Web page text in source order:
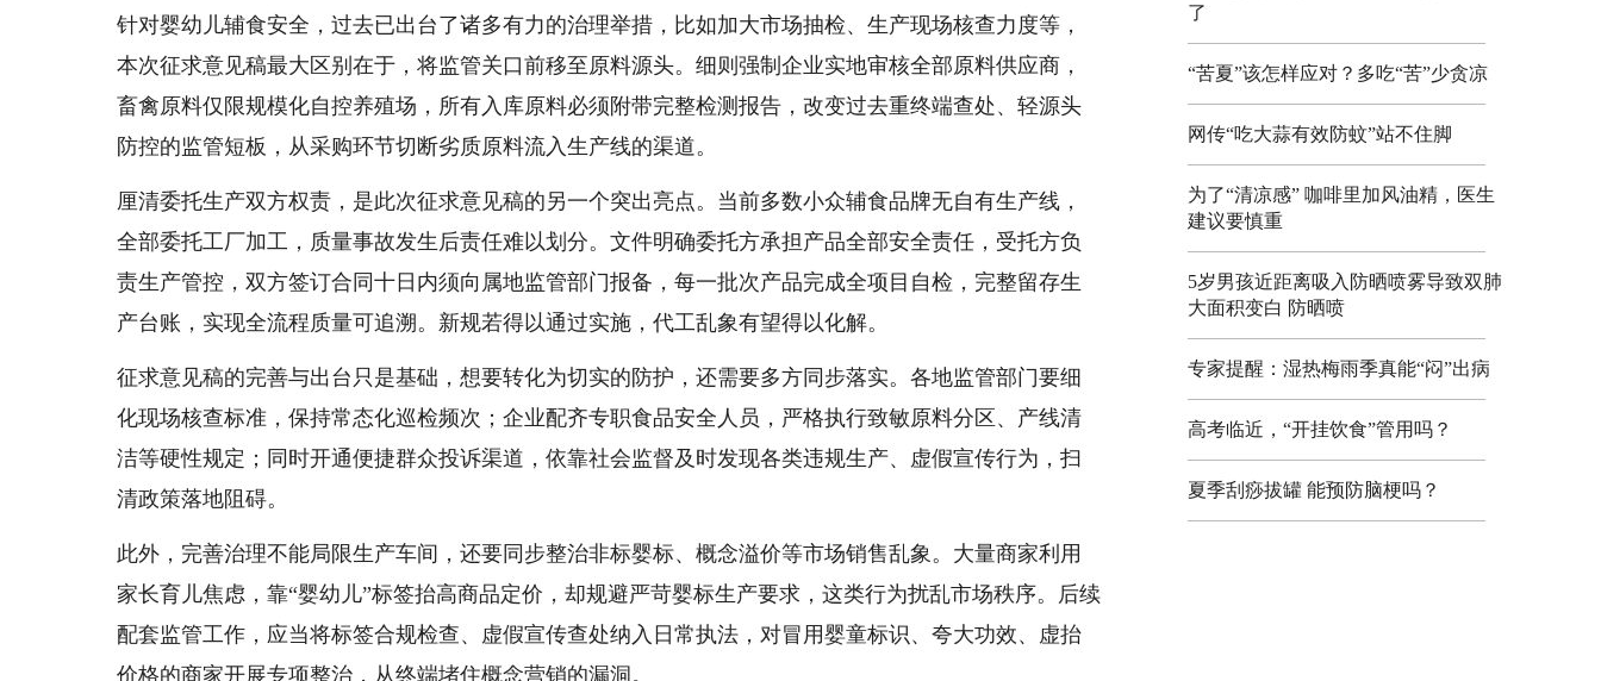
针对婴幼儿辅食安全，过去已出台了诸多有力的治理举措，比如加大市场抽检、生产现场核查力度等，
本次征求意见稿最大区别在于，将监管关口前移至原料源头。细则强制企业实地审核全部原料供应商，
畜禽原料仅限规模化自控养殖场，所有入库原料必须附带完整检测报告，改变过去重终端查处、轻源头
防控的监管短板，从采购环节切断劣质原料流入生产线的渠道。
厘清委托生产双方权责，是此次征求意见稿的另一个突出亮点。当前多数小众辅食品牌无自有生产线，
全部委托工厂加工，质量事故发生后责任难以划分。文件明确委托方承担产品全部安全责任，受托方负
责生产管控，双方签订合同十日内须向属地监管部门报备，每一批次产品完成全项目自检，完整留存生
产台账，实现全流程质量可追溯。新规若得以通过实施，代工乱象有望得以化解。
征求意见稿的完善与出台只是基础，想要转化为切实的防护，还需要多方同步落实。各地监管部门要细
化现场核查标准，保持常态化巡检频次；企业配齐专职食品安全人员，严格执行致敏原料分区、产线清
洁等硬性规定；同时开通便捷群众投诉渠道，依靠社会监督及时发现各类违规生产、虚假宣传行为，扫
清政策落地阻碍。
此外，完善治理不能局限生产车间，还要同步整治非标婴标、概念溢价等市场销售乱象。大量商家利用
家长育儿焦虑，靠“婴幼儿”标签抬高商品定价，却规避严苛婴标生产要求，这类行为扰乱市场秩序。后续
配套监管工作，应当将标签合规检查、虚假宣传查处纳入日常执法，对冒用婴童标识、夸大功效、虚抬
价格的商家开展专项整治，从终端堵住概念营销的漏洞。
了
“苦夏”该怎样应对？多吃“苦”少贪凉
网传“吃大蒜有效防蚊”站不住脚
为了“清凉感” 咖啡里加风油精，医生
建议要慎重
5岁男孩近距离吸入防晒喷雾导致双肺
大面积变白 防晒喷
专家提醒：湿热梅雨季真能“闷”出病
高考临近，“开挂饮食”管用吗？
夏季刮痧拔罐 能预防脑梗吗？